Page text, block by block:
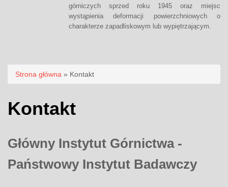
górniczych sprzed roku 1945 oraz miejsc
wystąpienia deformacji powierzchniowych o
charakterze zapadliskowym lub wypiętrzającym.
Jesteś tutaj
Strona główna » Kontakt
Kontakt
Główny Instytut Górnictwa -
Państwowy Instytut Badawczy